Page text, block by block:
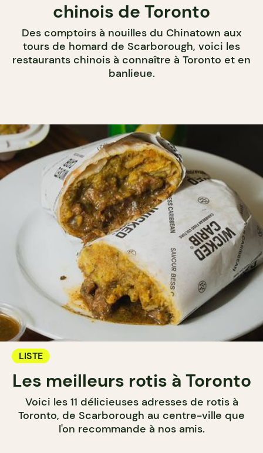
chinois de Toronto
Des comptoirs à nouilles du Chinatown aux
tours de homard de Scarborough, voici les
restaurants chinois à connaître à Toronto et en
banlieue.
LISTE
Les meilleurs rotis à Toronto
Voici les 11 délicieuses adresses de rotis à
Toronto, de Scarborough au centre-ville que
l'on recommande à nos amis.